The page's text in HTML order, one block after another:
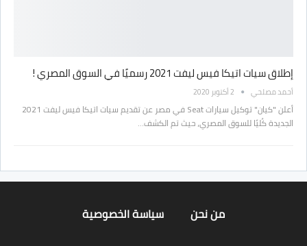
إطلاق سيات اتيكا فيس ليفت 2021 رسميًا في السوق المصري !
أحمد مصلحي 2 أكتوبر 2020
أعلن "كيان" توكيل سيارات Seat في مصر عن تقديم سيات اتيكا فيس ليفت 2021
الجديدة كُليًا للسوق المصري، حيث تم الكشف…
من نحن سياسة الخصوصية